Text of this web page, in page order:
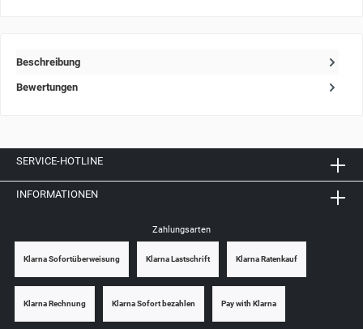
Beschreibung
Bewertungen
SERVICE-HOTLINE
INFORMATIONEN
Zahlungsarten
Klarna Sofortüberweisung Klarna Lastschrift Klarna Ratenkauf
Klarna Rechnung Klarna Sofort bezahlen Pay with Klarna